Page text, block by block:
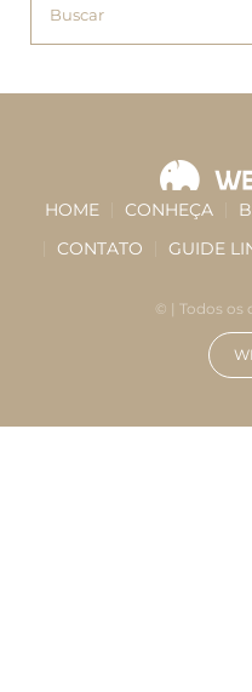
HOME CONHEÇA
CONTATO
GUIDE
© | Todos os